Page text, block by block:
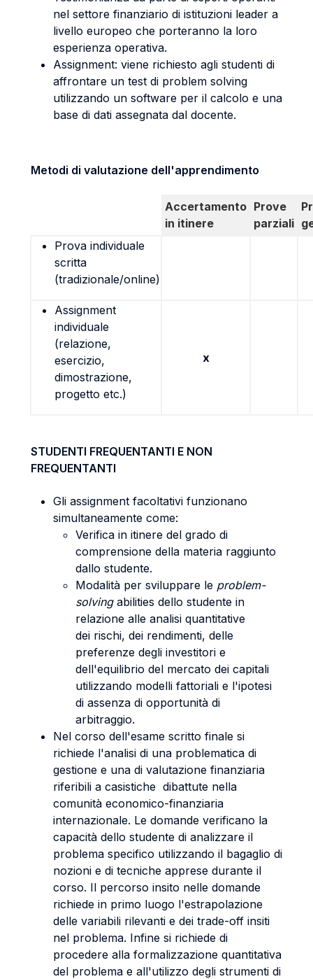
nel settore finanziario di istituzioni leader a
livello europeo che porteranno la loro
esperienza operativa.
Assignment: viene richiesto agli studenti di
affrontare un test di problem solving
utilizzando un software per il calcolo e una
base di dati assegnata dal docente.
Metodi di valutazione dell'apprendimento
Accertamento
in itinere
Prove
parziali
Prova individuale
scritta
(tradizionale/online)
Assignment
individuale
(relazione,
esercizio,
dimostrazione,
progetto etc.)
x
STUDENTI FREQUENTANTI E NON
FREQUENTANTI
Gli assignment facoltativi funzionano
simultaneamente come:
Verifica in itinere del grado di
comprensione della materia raggiunto
dallo studente.
Modalità per sviluppare le problem-
solvingabilities dello studente in
relazione alle analisi quantitative
dei rischi, dei rendimenti, delle
preferenze degli investitori e
dell'equilibrio del mercato dei capitali
utilizzando modelli fattoriali e l'ipotesi
di assenza di opportunità di
arbitraggio.
Nel corso dell'esame scritto finale si
richiede l'analisi di una problematica di
gestione e una di valutazione finanziaria
riferibili a casistiche dibattute nella
comunità economico-finanziaria
internazionale. Le domande verificano la
capacità dello studente di analizzare il
problema specifico utilizzando il bagaglio di
nozioni e di tecniche apprese durante il
corso. Il percorso insito nelle domande
richiede in primo luogo l'estrapolazione
delle variabili rilevanti e dei trade-off insiti
nel problema. Infine si richiede di
procedere alla formalizzazione quantitativa
del problema e all'utilizzo degli strumenti di